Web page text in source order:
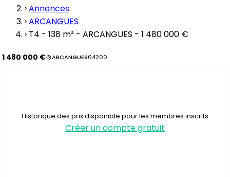
›Annonces
›ARCANGUES
› T4 - 138 m² - ARCANGUES - 1 480 000 €
1 480 000 € ARCANGUES64200
Historique des prix disponible pour les membres inscrits
Créer un compte gratuit